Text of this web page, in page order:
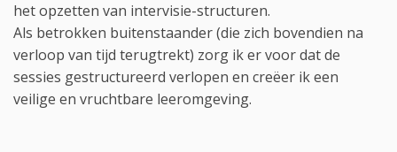
het opzetten van intervisie-structuren.
Als betrokken buitenstaander (die zich bovendien na
verloop van tijd terugtrekt) zorg ik er voor dat de
sessies gestructureerd verlopen en creëer ik een
veilige en vruchtbare leeromgeving.